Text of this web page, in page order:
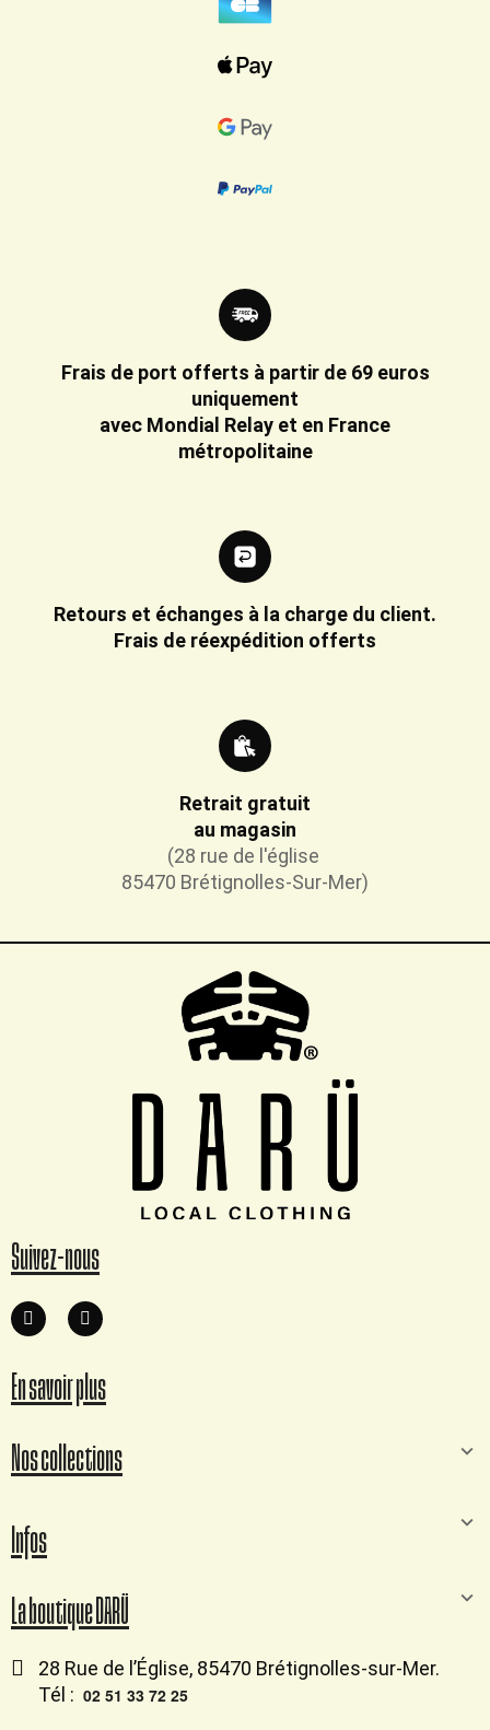
Frais de port offerts à partir de 69 euros
uniquement
avec Mondial Relay et en France
métropolitaine
Retours et échanges à la charge du client.
Frais de réexpédition offerts
Retrait gratuit
au magasin
(28 rue de l'église
85470 Brétignolles-Sur-Mer)
Suivez-nous
En savoir plus
Nos collections
Infos
La boutique DARÜ
28 Rue de l’Église, 85470 Brétignolles-sur-Mer.
Tél : 02 51 33 72 25